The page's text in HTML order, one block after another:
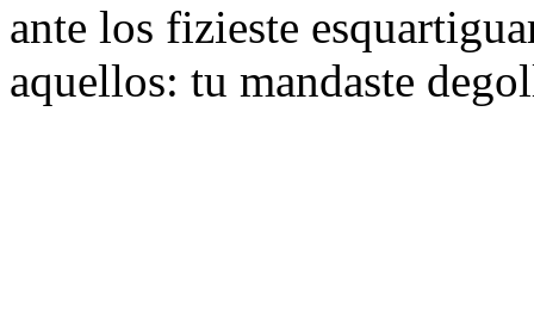
ante los fizieste
aquellos: tu mandaste